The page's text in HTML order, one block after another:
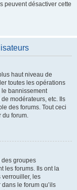
peuvent désactiver cette
haut niveau de
toutes les opérations
bannissement
modérateurs, etc. Ils
des forums. Tout ceci
du forum.
des groupes
les forums. Ils ont la
verrouiller, les
le forum qu’ils